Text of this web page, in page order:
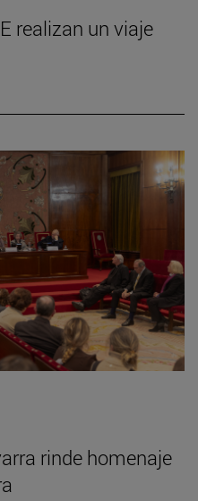
realizan un viaje
rinde homenaje